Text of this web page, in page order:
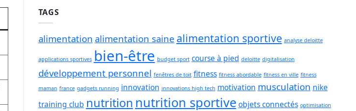
TAGS
alimentation alimentation saine alimentation sportive analyse deloitte
applications sportives bien-être budget sport course à pied deloitte digitalisation
développement personnel fenêtres de toit fitness fitness abordable fitness en ville fitness
maman france gadgets running innovation innovations high tech motivation musculation nike
training club nutrition nutrition sportive objets connectés optimisation